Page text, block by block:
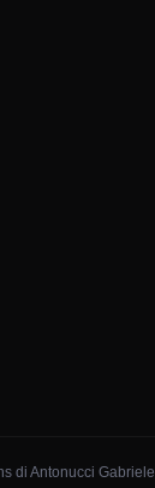
di Antonucci Gabriele